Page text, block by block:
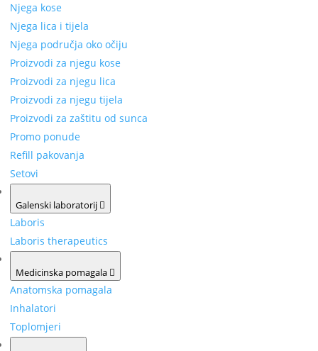
Njega kose
Njega lica i tijela
Njega područja oko očiju
Proizvodi za njegu kose
Proizvodi za njegu lica
Proizvodi za njegu tijela
Proizvodi za zaštitu od sunca
Promo ponude
Refill pakovanja
Setovi
Galenski laboratorij
Laboris
Laboris therapeutics
Medicinska pomagala
Anatomska pomagala
Inhalatori
Toplomjeri